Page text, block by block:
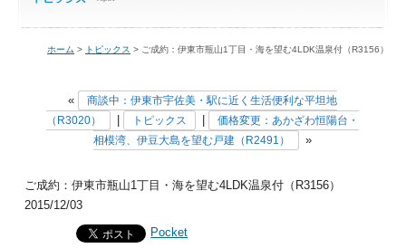
ホーム > トピックス > ご成約：伊東市瓶山1丁目・海を望む4LDK温泉付（R3156）
«
商談中：伊東市宇佐美・駅に近く生活便利な平坦地
（R3020）
トピックス
価格変更：あかざわ恒陽台・
相模湾、伊豆大島を望む戸建（R2491）
»
ご成約：伊東市瓶山1丁目・海を望む4LDK温泉付（R3156）
2015/12/03
Pocket